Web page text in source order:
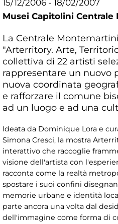
15/12/2006 - 18/02/2007
Musei Capitolini
La Centrale
"Arterritory. Arte,
collettiva di 22 artisti
rappresentare un nuovo
nuova coordinata
e rafforzare il comune
ad un luogo e ad una
Ideata da Dominique Lora e
Simona Cresci, la mostra
interattivo che raccoglie
visione dell'artista con
racconta come la realtà
spostare i suoi confini
memorie urbane e identità
parte ancora una volta dal
dell'immagine come forma di